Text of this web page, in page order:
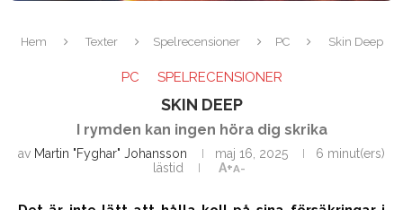
Hem Texter Spelrecensioner PC Skin Deep
PC SPELRECENSIONER
SKIN DEEP
I rymden kan ingen höra dig skrika
av Martin "Fyghar" Johansson maj 16, 2025
6 minut(ers)
lästid
A+A-